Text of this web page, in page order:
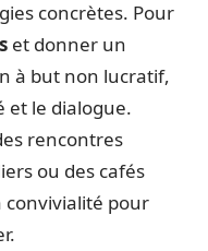
concrètes. Pour
et donner un
à but non lucratif,
et le dialogue.
rencontres
ou des cafés
convivialité pour